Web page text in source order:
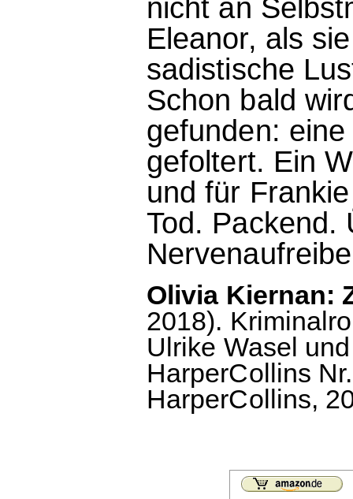
nicht an
Eleanor, als
sadistische
Schon bald
gefunden:
gefoltert. Ein
und für
Tod. Packend.
Olivia Kiernan:
2018).
Ulrike Wasel
HarperCollins
HarperCollins,